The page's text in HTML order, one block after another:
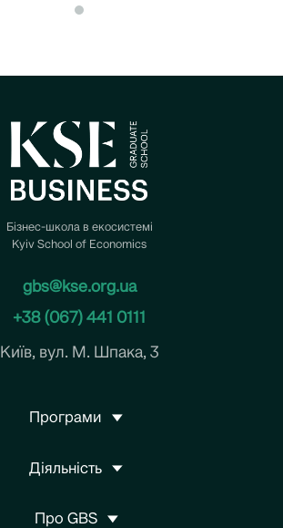
Бізнес-школа в екосистемі
Kyiv School of Economics
gbs@kse.org.ua
+38 (067) 441 0111
Київ, вул. М. Шпака, 3
Програми
Діяльність
Про GBS